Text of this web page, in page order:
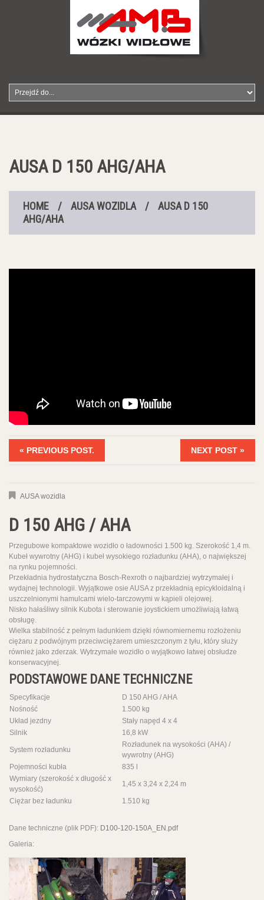
AUSA D 150 AHG/AHA
HOME / AUSA WOZIDLA /
AUSA D 150
AHG/AHA
« PREVIOUS POST. NEXT POST »
AUSA wozidla
D 150 AHG / AHA
Przegubowe kompaktowe wozidło o ładowności 1.500 kg. Szerokość 1,4 m.
Kubeł wywrotny (AHG) i kubeł wysokiego rozładunku (AHA), o największej
na rynku pojemności.
Przekładnia hydrostatyczna Bosch-Rexroth o najbardziej wytrzymałej i
wydajnej technologii. Wyjątkowe osie AUSA z przekładnią epicykloidalną i
uszczelnionymi hamulcami wielo-tarczowymi w kąpieli olejowej.
Nisko hałaśliwy silnik Kubota i sterowanie joystickiem umożliwiają łatwą
obsługę.
Wielka stabilność z pełnym ładunkiem dzięki równomiernemu rozłożeniu
ciężaru z podwójnym przeciwciężarem umieszczonym z tyłu, który służy
również jako zderzak. Wytrzymałe wozidło o wyjątkowo łatwej obsłudze
konserwacyjnej.
PODSTAWOWE DANE TECHNICZNE
Specyfikacje
D 150 AHG / AHA
Nośność
1.500 kg
Układ jezdny
Stały napęd 4 x 4
Silnik
16,8 kW
System rozładunku
Rozładunek na wysokości (AHA) /
wywrotny (AHG)
Pojemności kubła
835 l
Wymiary (szerokość x długość x
wysokość)
1,45 x 3,24 x 2,24 m
Ciężar bez ładunku 1.510 kg
Dane techniczne (plik PDF): D100-120-150A_EN.pdf
Galeria: